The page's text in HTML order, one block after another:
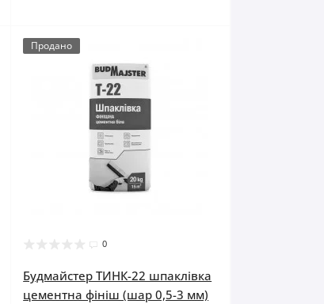
Продано
0
Будмайстер ТИНК-22 шпаклівка
цементна фініш (шар 0,5-3 мм)